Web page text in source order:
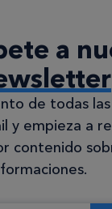
a
de todas
y empieza a
contenido
formaciones.